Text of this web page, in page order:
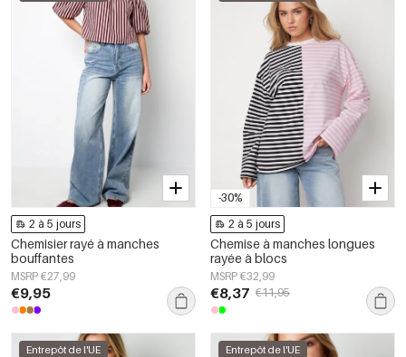
2 à 5 jours
Chemisier rayé à manches
bouffantes
MSRP €27,99
€9,95
-30%
2 à 5 jours
Chemise à manches longues
rayée à blocs
MSRP €32,99
€8,37 €11,95
Entrepôt de l'UE Entrepôt de l'UE